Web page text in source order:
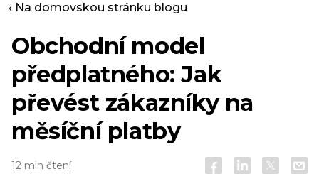
‹ Na domovskou stránku blogu
Obchodní model
předplatného: Jak
převést zákazníky na
měsíční platby
12 min čtení